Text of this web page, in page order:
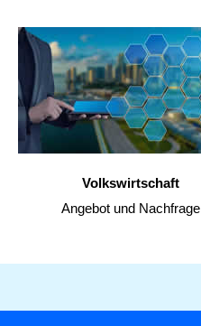
Volkswirtschaft
Angebot und Nachfrage